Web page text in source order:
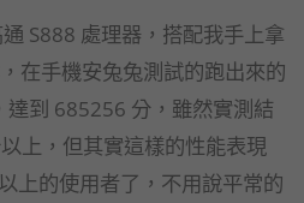
S888 處理器，搭配我手上拿
在手機安兔兔測試的跑出來的
到 685256 分，雖然實測結
上，但其實這樣的性能表現
上的使用者了，不用說平常的